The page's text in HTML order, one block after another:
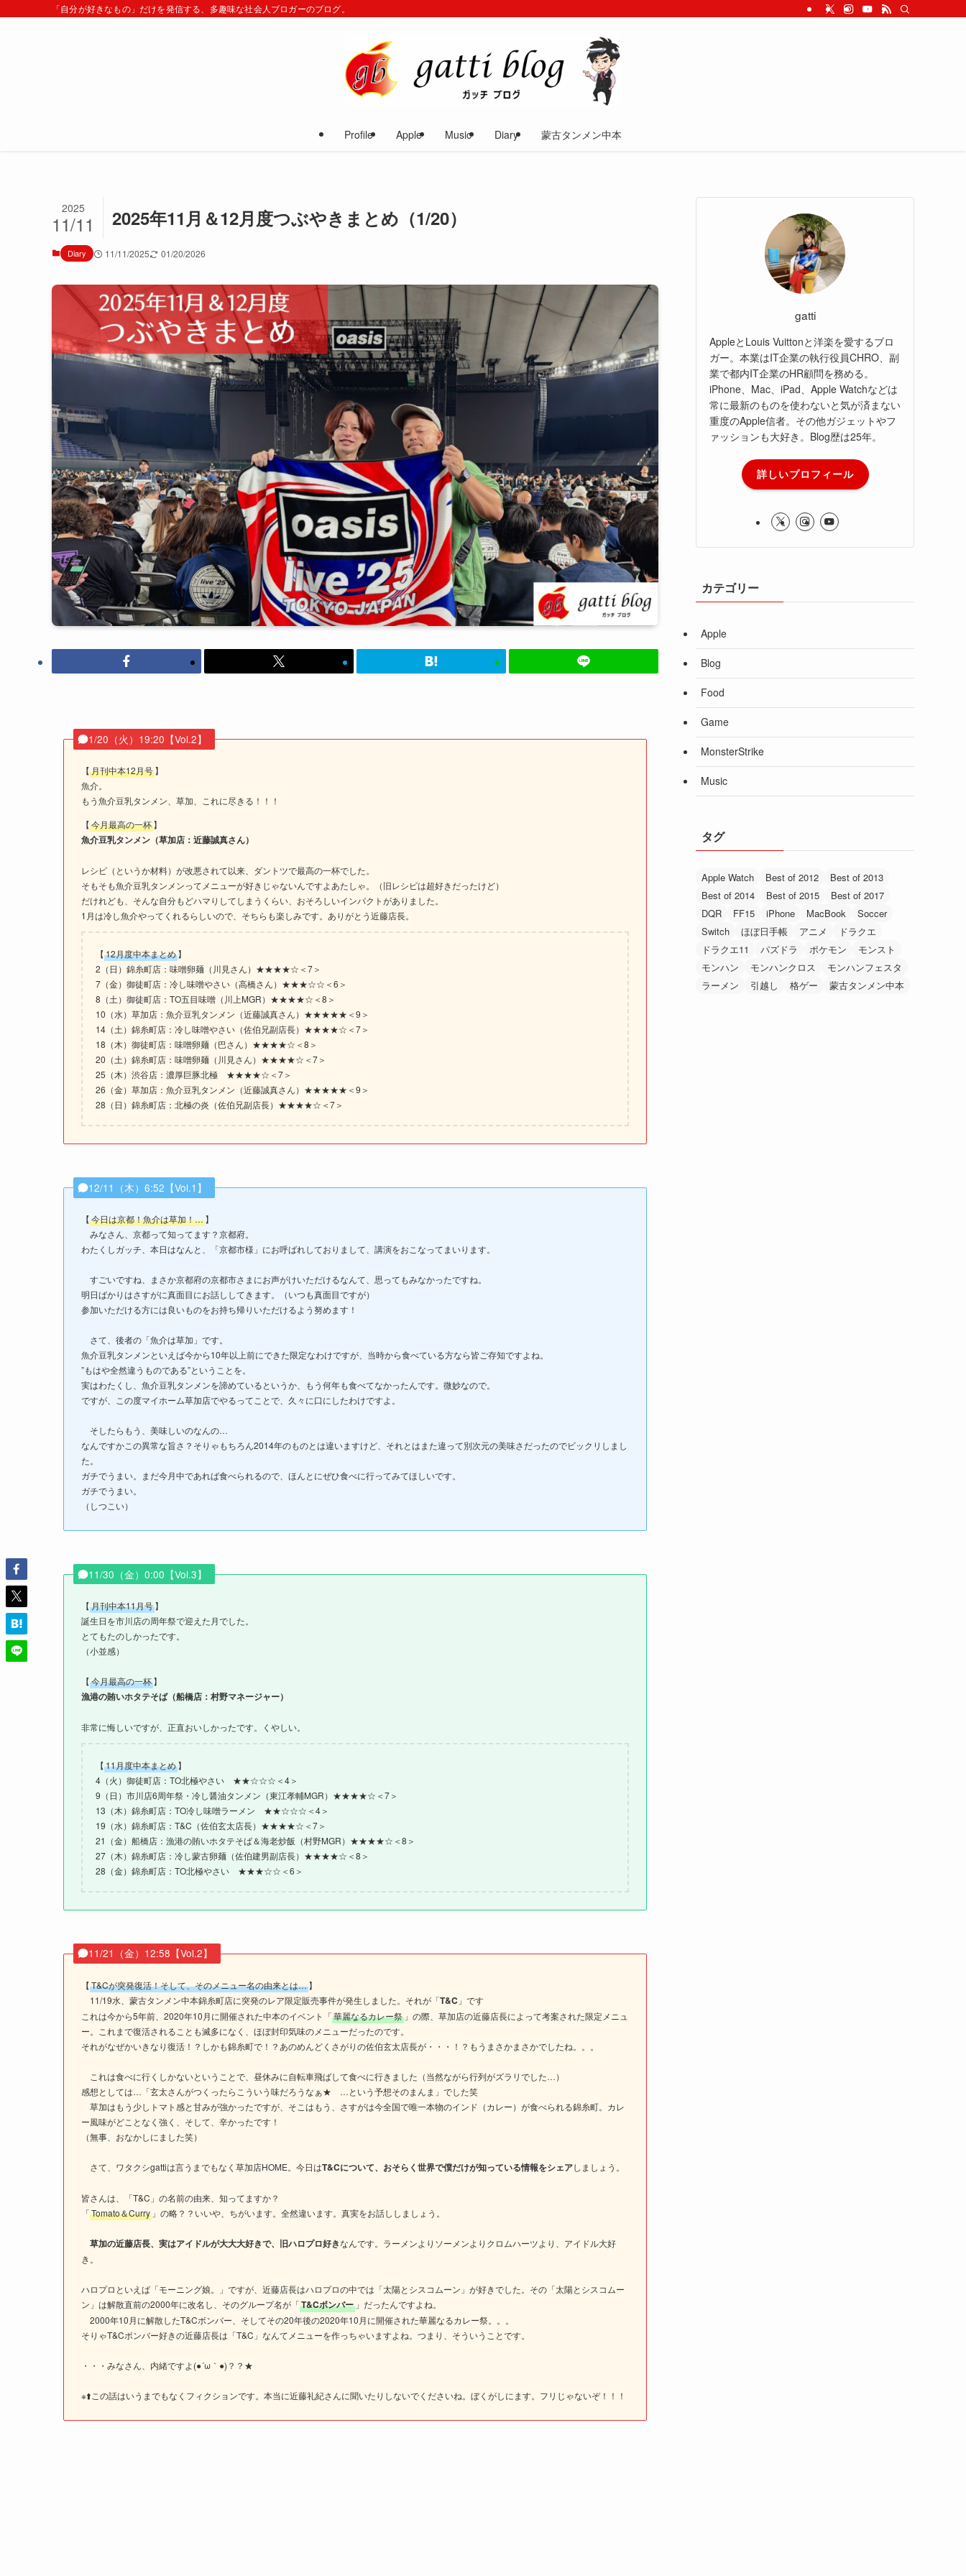
「自分が好きなもの」だけを発信する、多趣味な社会人ブロガーのブログ。
Profile Apple Music Diary 蒙古タンメン中本
2025年11月＆12月度つぶやきまとめ（1/20）
2025
11/11
Diary 11/11/2025 01/20/2026
1/20（火）19:20【Vol.2】
【月刊中本12月号】
魚介。
もう魚介豆乳タンメン、草加、これに尽きる！！！
【今月最高の一杯】
魚介豆乳タンメン（草加店：近藤誠真さん）
レシピ（というか材料）が改悪されて以来、ダントツで最高の一杯でした。
そもそも魚介豆乳タンメンってメニューが好きじゃないんですよあたしゃ。（旧レシピは超好きだったけど）
だけれども、そんな自分もどハマりしてしまうくらい、おそろしいインパクトがありました。
1月は冷し魚介やってくれるらしいので、そちらも楽しみです。ありがとう近藤店長。
【12月度中本まとめ】
2（日）錦糸町店：味噌卵麺（川見さん）★★★★☆＜7＞
7（金）御徒町店：冷し味噌やさい（高橋さん）★★★☆☆＜6＞
8（土）御徒町店：TO五目味噌（川上MGR）★★★★☆＜8＞
10（水）草加店：魚介豆乳タンメン（近藤誠真さん）★★★★★＜9＞
14（土）錦糸町店：冷し味噌やさい（佐伯兄副店長）★★★★☆＜7＞
18（木）御徒町店：味噌卵麺（巴さん）★★★★☆＜8＞
20（土）錦糸町店：味噌卵麺（川見さん）★★★★☆＜7＞
25（木）渋谷店：濃厚巨豚北極 ★★★★☆＜7＞
26（金）草加店：魚介豆乳タンメン（近藤誠真さん）★★★★★＜9＞
28（日）錦糸町店：北極の炎（佐伯兄副店長）★★★★☆＜7＞
12/11（木）6:52【Vol.1】
【今日は京都！魚介は草加！…】
みなさん、京都って知ってます？京都府。
わたくしガッチ、本日はなんと、「京都市様」にお呼ばれしておりまして、講演をおこなってまいります。
すごいですね、まさか京都府の京都市さまにお声がけいただけるなんて、思ってもみなかったですね。
明日ばかりはさすがに真面目にお話ししてきます。（いつも真面目ですが）
参加いただける方には良いものをお持ち帰りいただけるよう努めます！
さて、後者の「魚介は草加」です。
魚介豆乳タンメンといえば今から10年以上前にできた限定なわけですが、当時から食べている方なら皆ご存知ですよね。
”もはや全然違うものである”ということを。
実はわたくし、魚介豆乳タンメンを諦めているというか、もう何年も食べてなかったんです。微妙なので。
ですが、この度マイホーム草加店でやるってことで、久々に口にしたわけですよ。
そしたらもう、美味しいのなんの…
なんですかこの異常な旨さ？そりゃもちろん2014年のものとは違いますけど、それとはまた違って別次元の美味さだったのでビックリしまし
た。
ガチでうまい。まだ今月中であれば食べられるので、ほんとにぜひ食べに行ってみてほしいです。
ガチでうまい。
（しつこい）
11/30（金）0:00【Vol.3】
【月刊中本11月号】
誕生日を市川店の周年祭で迎えた月でした。
とてもたのしかったです。
（小並感）
【今月最高の一杯】
漁港の賄いホタテそば（船橋店：村野マネージャー）
非常に悔しいですが、正直おいしかったです。くやしい。
【11月度中本まとめ】
4（火）御徒町店：TO北極やさい ★★☆☆☆＜4＞
9（日）市川店6周年祭・冷し醤油タンメン（東江孝輔MGR）★★★★☆＜7＞
13（木）錦糸町店：TO冷し味噌ラーメン ★★☆☆☆＜4＞
19（水）錦糸町店：T&C（佐伯玄太店長）★★★★☆＜7＞
21（金）船橋店：漁港の賄いホタテそば＆海老炒飯（村野MGR）★★★★☆＜8＞
27（木）錦糸町店：冷し蒙古卵麺（佐伯建男副店長）★★★★☆＜8＞
28（金）錦糸町店：TO北極やさい ★★★☆☆＜6＞
11/21（金）12:58【Vol.2】
【T&Cが突発復活！そして、そのメニュー名の由来とは…】
11/19水、蒙古タンメン中本錦糸町店に突発のレア限定販売事件が発生しました。それが「T&C 」です
これは今から5年前、2020年10月に開催された中本のイベント「華麗なるカレー祭 」の際、草加店の近藤店長によって考案された限定メニュ
ー。これまで復活されることも滅多になく、ほぼ封印気味のメニューだったのです。
それがなぜかいきなり復活！？しかも錦糸町で！？あのめんどくさがりの佐伯玄太店長が・・・！？もうまさかまさかでしたね。。。
これは食べに行くしかないということで、昼休みに自転車飛ばして食べに行きました（当然ながら行列がズラリでした…）
感想としては…「玄太さんがつくったらこういう味だろうなぁ★ …という予想そのまんま」でした笑
草加はもう少しトマト感と甘みが強かったですが、そこはもう、さすがは今全国で唯一本物のインド（カレー）が食べられる錦糸町。カレ
ー風味がどことなく強く、そして、辛かったです！
（無事、おなかしにました笑）
さて、ワタクシgattiは言うまでもなく草加店HOME。今日はT&Cについて、おそらく世界で僕だけが知っている情報をシェアしましょう。
皆さんは、「T&C」の名前の由来、知ってますか？
「Tomato＆Curry 」の略？？いいや、ちがいます。全然違います。真実をお話ししましょう。
草加の近藤店長、実はアイドルが大大大好きで、旧ハロプロ好きなんです。ラーメンよりソーメンよりクロムハーツより、アイドル大好
き。
ハロプロといえば「モーニング娘。」ですが、近藤店長はハロプロの中では「太陽とシスコムーン」が好きでした。その「太陽とシスコムー
ン」は解散直前の2000年に改名し、そのグループ名が「T&Cボンバー 」だったんですよね。
2000年10月に解散したT&Cボンバー、そしてその20年後の2020年10月に開催された華麗なるカレー祭。。。
そりゃT&Cボンバー好きの近藤店長は「T&C」なんてメニューを作っちゃいますよね。つまり、そういうことです。
・・・みなさん、内緒ですよ(●´ω｀●)？？★
※⬆️この話はいうまでもなくフィクションです。本当に近藤礼紀さんに聞いたりしないでくださいね。ぼくがしにます。フリじゃないぞ！！！
gatti
AppleとLouis Vuittonと洋楽を愛するブロ
ガー。本業はIT企業の執行役員CHRO、副
業で都内IT企業のHR顧問を務める。
iPhone、Mac、iPad、Apple Watchなどは
常に最新のものを使わないと気が済まない
重度のApple信者。その他ガジェットやフ
ァッションも大好き。Blog歴は25年。
詳しいプロフィール
カテゴリー
Apple
Blog
Food
Game
MonsterStrike
Music
タグ
Apple Watch Best of 2012
Best of 2013
Best of 2014
Best of 2015
Best of 2017
DQR
FF15 iPhone MacBook
Soccer
Switch
ほぼ日手帳 アニメ
ドラクエ
ドラクエ11
パズドラ ポケモン
モンスト
モンハン
モンハンクロス
モンハンフェスタ
ラーメン
引越し 格ゲー 蒙古タンメン中本